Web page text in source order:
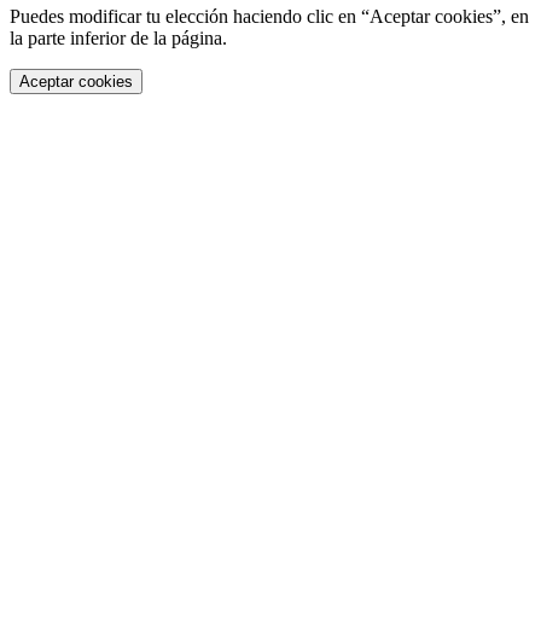
Puedes modificar tu elección haciendo clic en “Aceptar cookies”, en
la parte inferior de la página.
Aceptar cookies